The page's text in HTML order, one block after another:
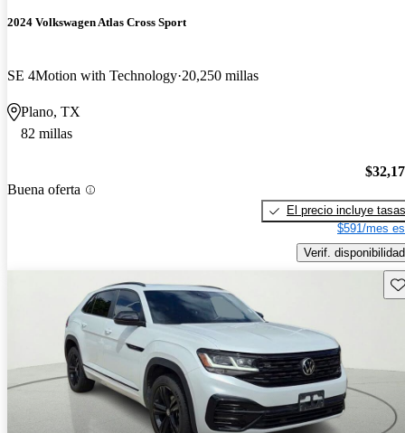
2024 Volkswagen Atlas Cross Sport
SE 4Motion with Technology 20,250 millas
Plano, TX
82 millas
Buena oferta
El precio incluye tasas
$591/mes
Verif. disponibilidad